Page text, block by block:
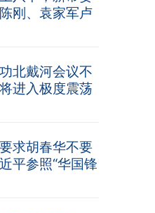
刚、袁家军卢
北戴河会议不
进入极度震荡
求胡春华不要
平参照“华国锋